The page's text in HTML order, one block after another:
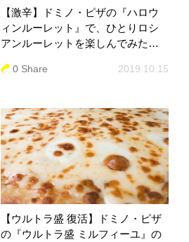
【激辛】ドミノ・ピザの『ハロウ
ィンルーレット』で、ひとりロシ
アンルーレットを楽しんでみた…
0 Share 2019.10.15
【ウルトラ盛 復活】ドミノ・ピザ
の『ウルトラ盛 ミルフィーユ』の